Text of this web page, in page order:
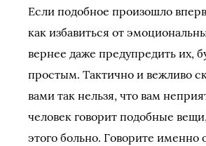
Если подобное произошло
как избавиться от
вернее даже предупредить их,
простым. Тактично и вежливо
вами так нельзя, что вам
человек говорит подобные
этого больно. Говорите именно